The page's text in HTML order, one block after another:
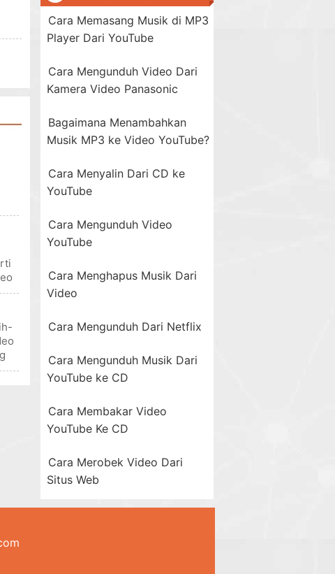
Cara Memasang Musik di MP3
Player Dari YouTube
Cara Mengunduh Video Dari
Kamera Video Panasonic
Bagaimana Menambahkan
Musik MP3 ke Video YouTube?
Cara Menyalin Dari CD ke
YouTube
Cara Mengunduh Video
YouTube
Cara Menghapus Musik Dari
Video
Cara Mengunduh Dari Netflix
Cara Mengunduh Musik Dari
YouTube ke CD
Cara Membakar Video
YouTube Ke CD
Cara Merobek Video Dari
Situs Web